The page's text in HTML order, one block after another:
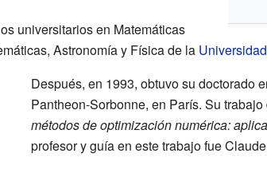
universitarios en Matemáticas
Astronomía y Física de la
Después, en 1993, obtuvo su doctorado
Pantheon-Sorbonne, en París. Su
métodos de optimización numérica:
profesor y guía en este trabajo fue